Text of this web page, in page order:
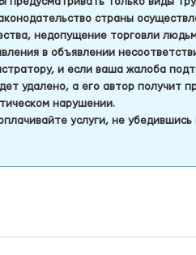
страны
недопущение торговли
в объявлении
и если ваша жалоба
удалено, а его автор получит
нарушении.
услуги, не убедившись